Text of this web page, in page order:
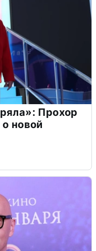
Прохор
новой